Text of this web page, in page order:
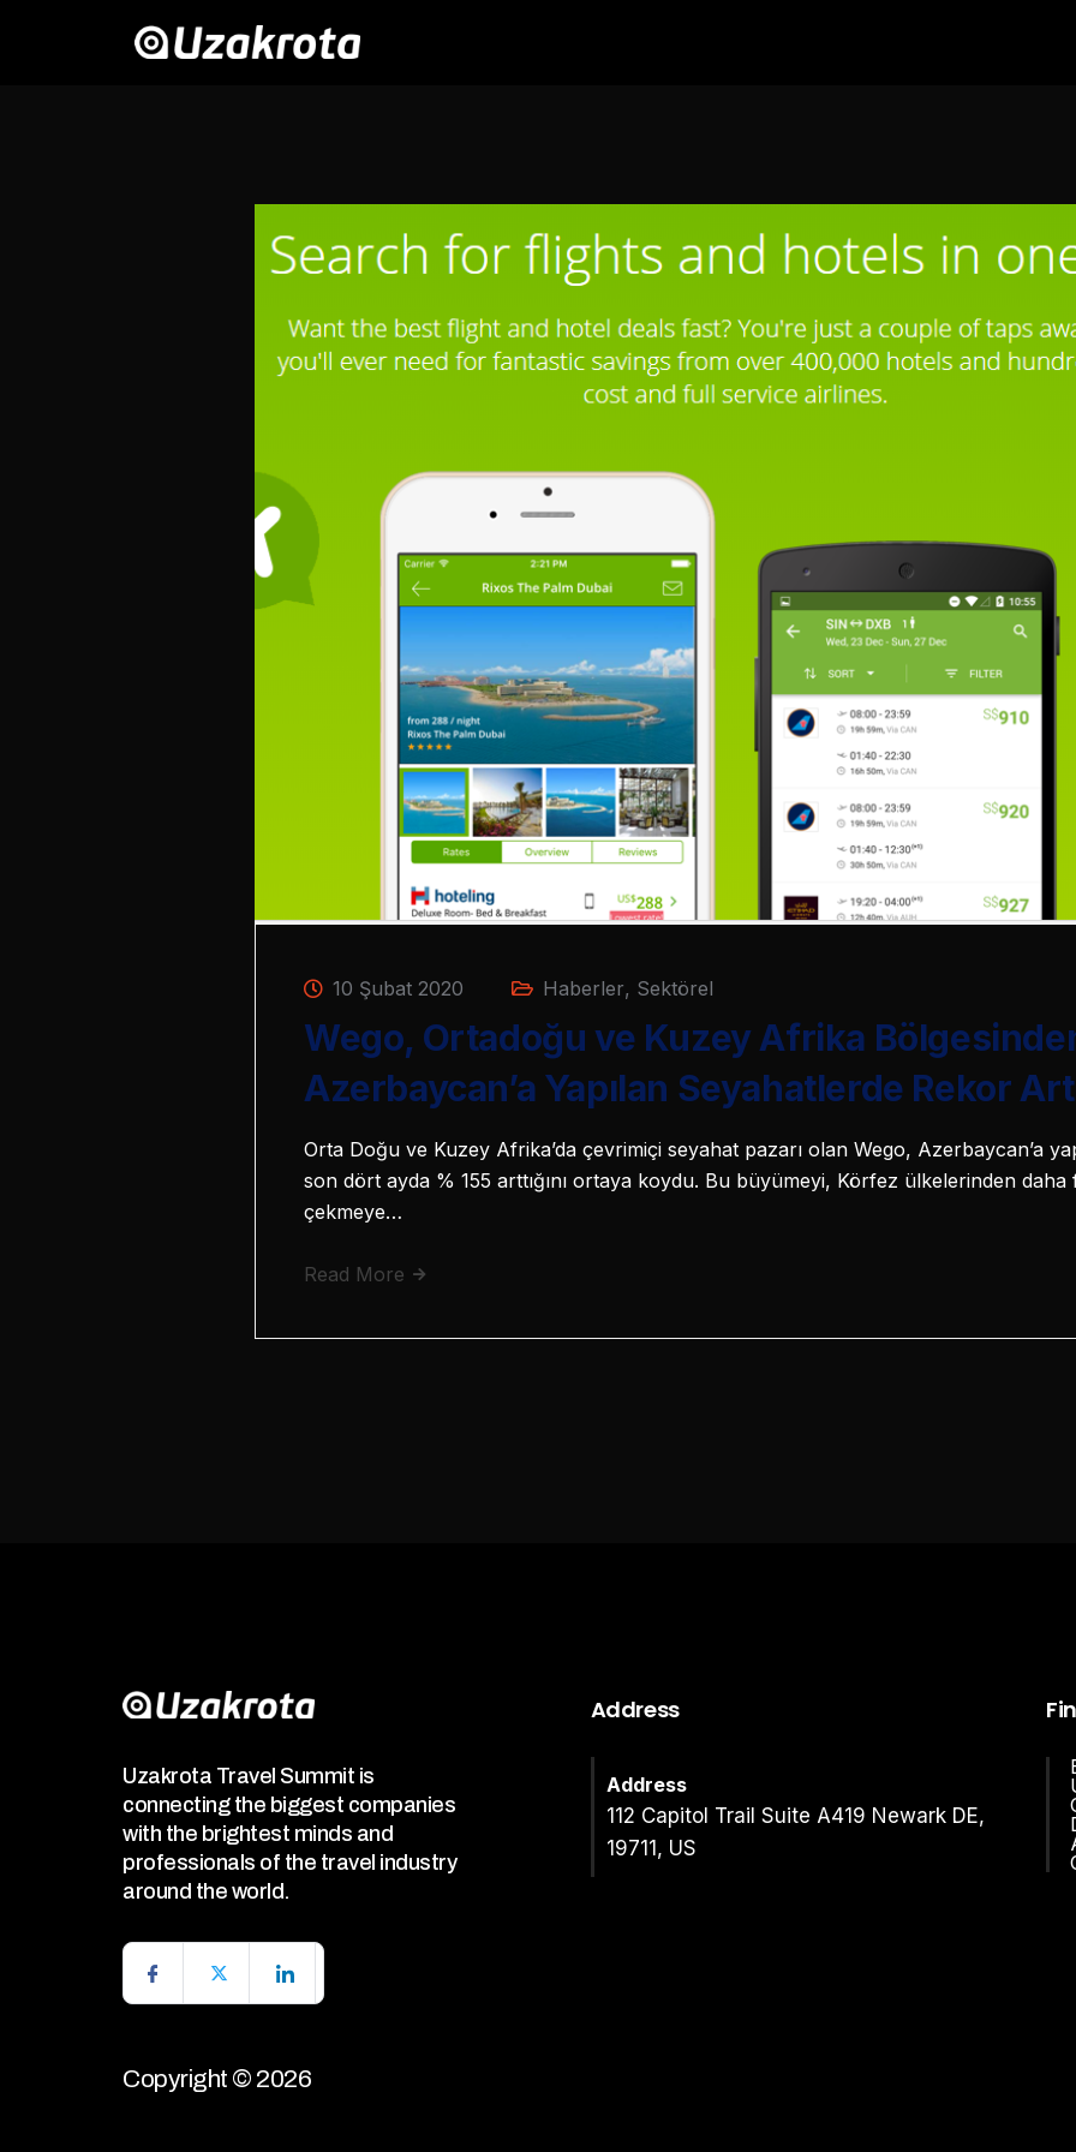
10 Şubat 2020 Haberler, Sektörel
Wego, Ortadoğu ve Kuzey Afrika
Azerbaycan’a Yapılan Seyahatlerde Rekor
Orta Doğu ve Kuzey Afrika’da çevrimiçi seyahat pazarı olan Wego, Azerbaycan’a
son dört ayda % 155 arttığını ortaya koydu. Bu büyümeyi, Körfez ülkelerinden
çekmeye…
Read More
Uzakrota Travel Summit is
connecting the biggest companies
with the brightest minds and
professionals of the travel industry
around the world.
Copyright © 2026
Address
Address
112 Capitol Trail Suite A419 Newark DE,
19711, US